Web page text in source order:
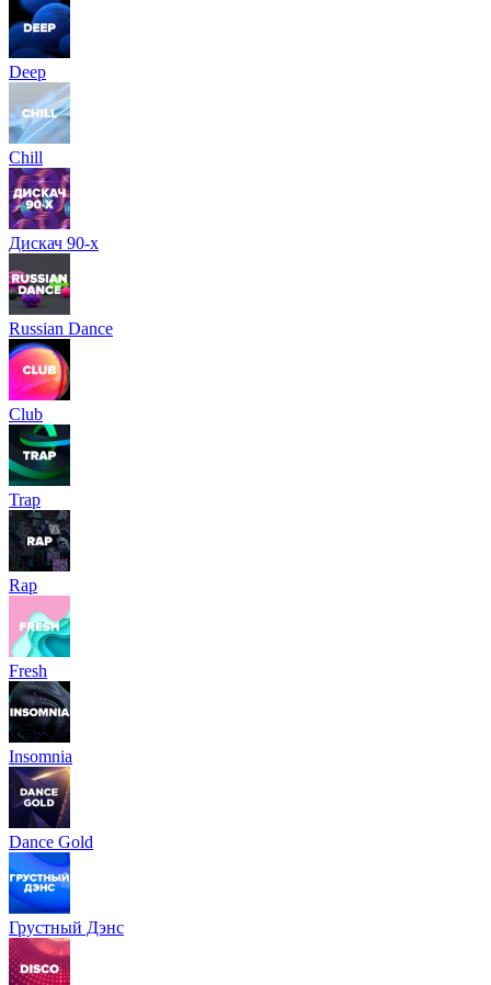
Deep
Chill
Дискач 90-х
Russian Dance
Club
Trap
Rap
Fresh
Insomnia
Dance Gold
Грустный Дэнс